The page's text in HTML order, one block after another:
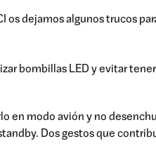
os dejamos algunos trucos
bombillas LED y evitar
en modo avión y no
Dos gestos que